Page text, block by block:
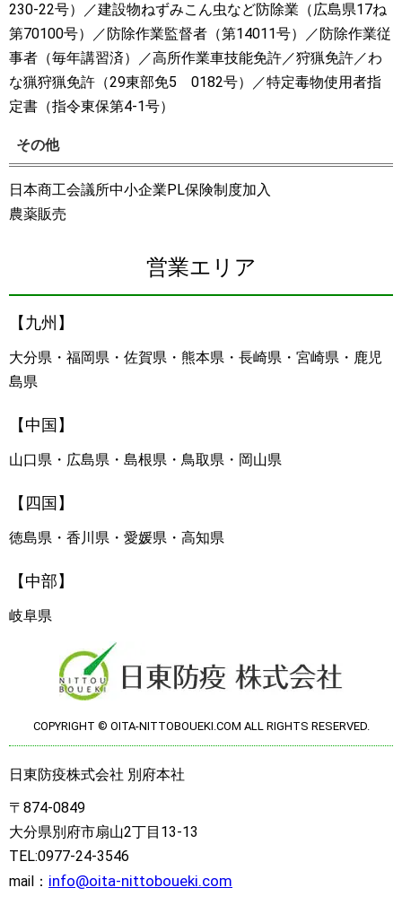
230-22号）／建設物ねずみこん虫など防除業（広島県17ね
第70100号）／防除作業監督者（第14011号）／防除作業従
事者（毎年講習済）／高所作業車技能免許／狩猟免許／わ
な猟狩猟免許（29東部免5 0182号）／特定毒物使用者指
定書（指令東保第4-1号）
その他
日本商工会議所中小企業PL保険制度加入
農薬販売
営業エリア
【九州】
大分県・福岡県・佐賀県・熊本県・長崎県・宮崎県・鹿児
島県
【中国】
山口県・広島県・島根県・鳥取県・岡山県
【四国】
徳島県・香川県・愛媛県・高知県
【中部】
岐阜県
COPYRIGHT © OITA-NITTOBOUEKI.COM ALL RIGHTS RESERVED.
日東防疫株式会社 別府本社
〒874-0849
大分県別府市扇山2丁目13-13
TEL:0977-24-3546
mail： info@oita-nittoboueki.com